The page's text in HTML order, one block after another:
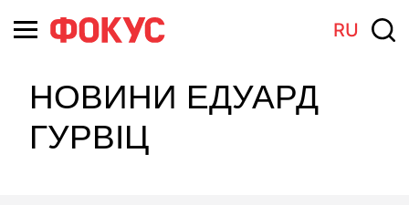
RU
НОВИНИ ЕДУАРД
ГУРВІЦ